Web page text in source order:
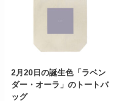
2月20日の誕生色「ラベン
ダー・オーラ」のトートバ
ッグ